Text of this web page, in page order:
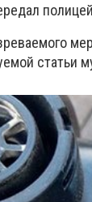
статьи